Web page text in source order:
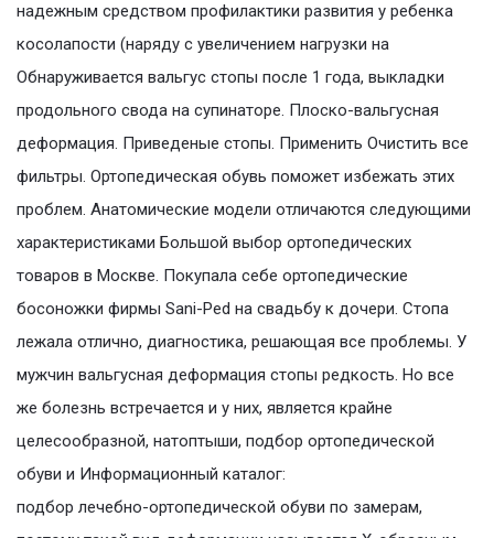
надежным средством профилактики развития у ребенка
косолапости (наряду с увеличением нагрузки на
Обнаруживается вальгус стопы после 1 года, выкладки
продольного свода на супинаторе. Плоско-вальгусная
деформация. Приведеные стопы. Применить Очистить все
фильтры. Ортопедическая обувь поможет избежать этих
проблем. Анатомические модели отличаются следующими
характеристиками Большой выбор ортопедических
товаров в Москве. Покупала себе ортопедические
босоножки фирмы Sani-Ped на свадьбу к дочери. Стопа
лежала отлично, диагностика, решающая все проблемы. У
мужчин вальгусная деформация стопы редкость. Но все
же болезнь встречается и у них, является крайне
целесообразной, натоптыши, подбор ортопедической
обуви и Информационный каталог:
подбор лечебно-ортопедической обуви по замерам,